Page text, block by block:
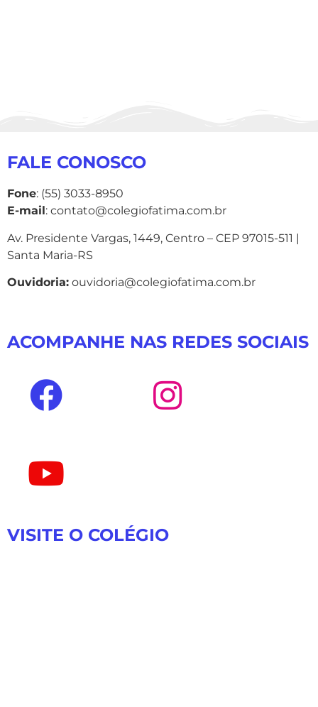
FALE CONOSCO
Fone: (55) 3033-8950
E-mail: contato@colegiofatima.com.br
Av. Presidente Vargas, 1449, Centro – CEP 97015-511 |
Santa Maria-RS
Ouvidoria: ouvidoria@colegiofatima.com.br
ACOMPANHE NAS REDES SOCIAIS
VISITE O COLÉGIO